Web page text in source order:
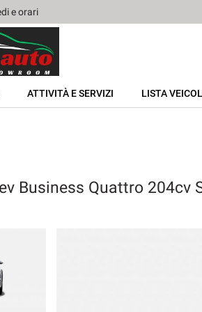
e orari
ATTIVITÀ E SERVIZI LISTA
Business Quattro 204cv